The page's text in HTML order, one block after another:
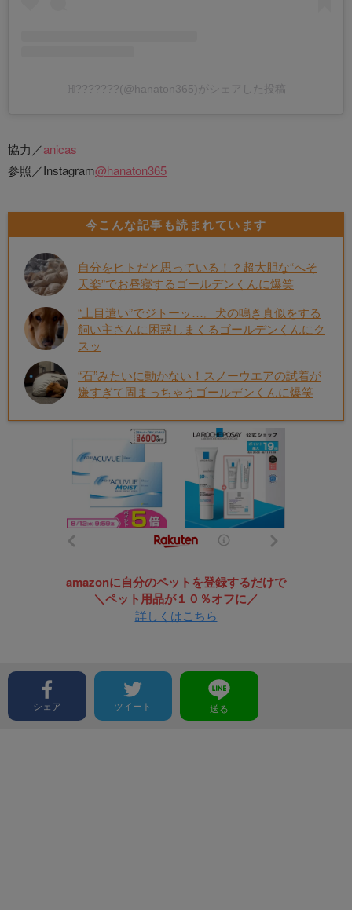
ℍ???????(@hanaton365)がシェアした投稿
協力／anicas
参照／Instagram@hanaton365
今こんな記事も読まれています
自分をヒトだと思っている！？超大胆な“へそ
天姿”でお昼寝するゴールデンくんに爆笑
“上目遣い”でジトーッ…。犬の鳴き真似をする
飼い主さんに困惑しまくるゴールデンくんにク
スッ
“石”みたいに動かない！スノーウエアの試着が
嫌すぎて固まっちゃうゴールデンくんに爆笑
amazonに自分のペットを登録するだけで
＼ペット用品が１０％オフに／
詳しくはこちら
シェア ツイート 送る